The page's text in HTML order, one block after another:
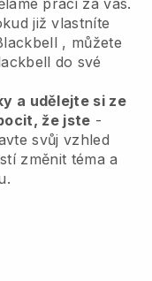
práci za vás.
již vlastníte
, můžete
do své
a udělejte si ze
že jste -
svůj vzhled
změnit téma a